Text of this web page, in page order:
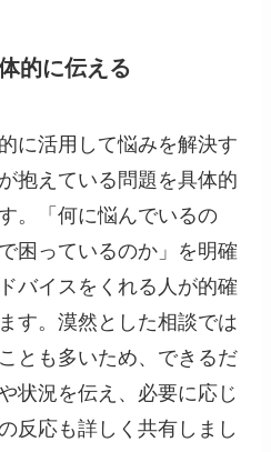
的に伝える
に活用して悩みを解決す
抱えている問題を具体的
。「何に悩んでいるの
困っているのか」を明確
バイスをくれる人が的確
す。漠然とした相談では
とも多いため、できるだ
状況を伝え、必要に応じ
反応も詳しく共有しまし